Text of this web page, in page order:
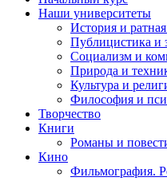
Наши университеты
История и ратная
Публицистика и
Социализм и
Природа и
Культура и
Философия и
Творчество
Книги
Романы и
Кино
Фильмография.